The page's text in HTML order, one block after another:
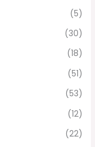
(5)
(30)
(18)
(51)
(53)
(12)
(22)